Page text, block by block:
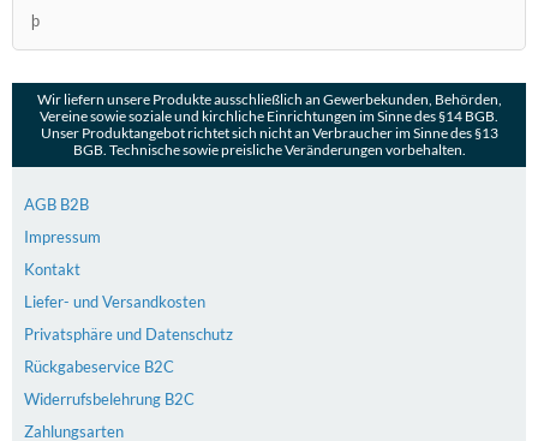
þ
Wir liefern unsere Produkte ausschließlich an Gewerbekunden, Behörden,
Vereine sowie soziale und kirchliche Einrichtungen im Sinne des §14 BGB.
Unser Produktangebot richtet sich nicht an Verbraucher im Sinne des §13
BGB. Technische sowie preisliche Veränderungen vorbehalten.
AGB B2B
Impressum
Kontakt
Liefer- und Versandkosten
Privatsphäre und Datenschutz
Rückgabeservice B2C
Widerrufsbelehrung B2C
Zahlungsarten